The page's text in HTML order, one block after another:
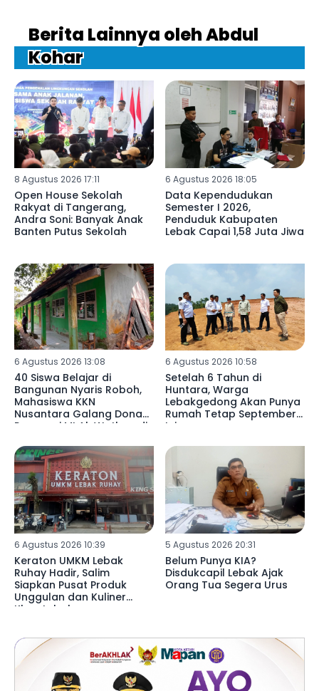
Berita Lainnya oleh Abdul
Kohar
8 Agustus 2026 17:11
Open House Sekolah
Rakyat di Tangerang,
Andra Soni: Banyak Anak
Banten Putus Sekolah
6 Agustus 2026 18:05
Data Kependudukan
Semester I 2026,
Penduduk Kabupaten
Lebak Capai 1,58 Juta Jiwa
6 Agustus 2026 13:08
40 Siswa Belajar di
Bangunan Nyaris Roboh,
Mahasiswa KKN
Nusantara Galang Donasi
Renovasi MI Al-Wathon di
6 Agustus 2026 10:58
Setelah 6 Tahun di
Huntara, Warga
Lebakgedong Akan Punya
Rumah Tetap September
Ini
6 Agustus 2026 10:39
Keraton UMKM Lebak
Ruhay Hadir, Salim
Siapkan Pusat Produk
Unggulan dan Kuliner
Khas Lebak
5 Agustus 2026 20:31
Belum Punya KIA?
Disdukcapil Lebak Ajak
Orang Tua Segera Urus